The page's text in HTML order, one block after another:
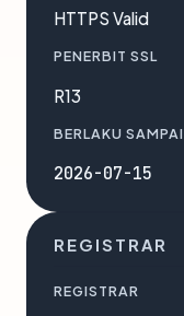
HTTPS Valid
PENERBIT SSL
R13
BERLAKU SAMPAI
2026-07-15
REGISTRAR
REGISTRAR